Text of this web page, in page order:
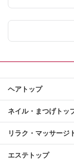
ヘアトップ
ネイル・まつげトッ
リラク・マッサージ
エステトップ